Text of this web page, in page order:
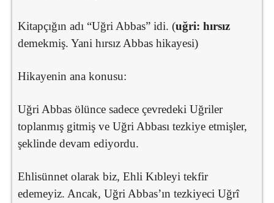
Kitapçığın adı “Uğri Abbas” idi. (uğri: hırsız
demekmiş. Yani hırsız Abbas hikayesi)
Hikayenin ana konusu:
Uğri Abbas ölünce sadece çevredeki Uğriler
toplanmış gitmiş ve Uğri Abbası tezkiye etmişler,
şeklinde devam ediyordu.
Ehlisünnet olarak biz, Ehli Kıbleyi tekfir
edemeyiz. Ancak, Uğri Abbas’ın tezkiyeci Uğrî